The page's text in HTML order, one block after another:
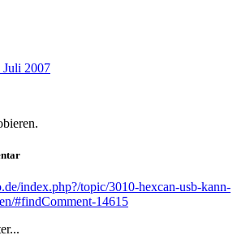
Juli 2007
index.php?/topic/3010-hexcan-usb-kann-
#findComment-14615